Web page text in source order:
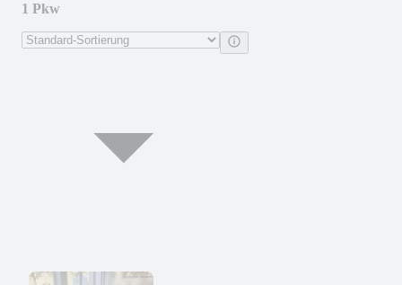
1 Pkw